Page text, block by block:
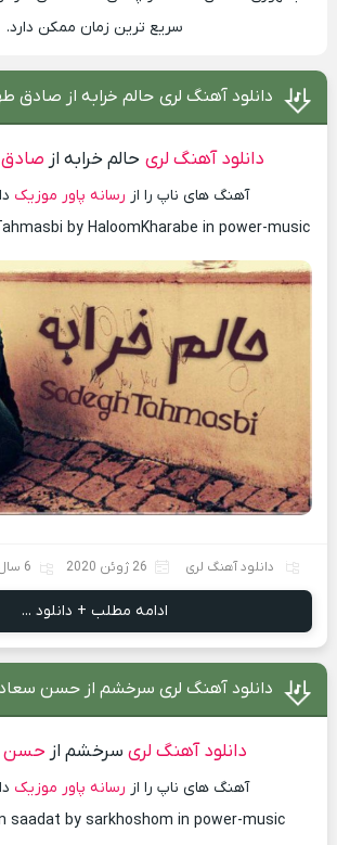
سریع ترین زمان ممکن دارد.
دانلود آهنگ لری حالم خرابه از صادق
دانلود آهنگ لری حالم خرابه از
آهنگ های ناپ را از رسانه پاور موزیک
by HaloomKharabe in power-music!~
دانلود آهنگ لری 26 ژوئن 2020 6 سال پیش
ادامه مطلب + دانلود ...
دانلود آهنگ لری سرخشم از حسن
دانلود آهنگ لری سرخشم از حسن
آهنگ های ناپ را از رسانه پاور موزیک
saadat by sarkhoshom in power-music!~